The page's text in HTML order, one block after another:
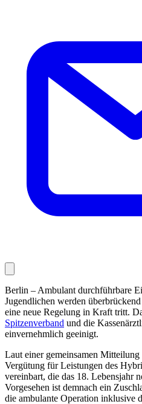
Berlin – Ambulant durchführbare
Jugendlichen werden
eine neue Regelung in Kraft tritt.
Spitzenverband und die
einvernehmlich geeinigt.
Laut einer gemeinsamen
Vergütung für Leistungen des
vereinbart, die das 18. Lebensjahr
Vorgesehen ist demnach ein
die ambulante Operation inklusive